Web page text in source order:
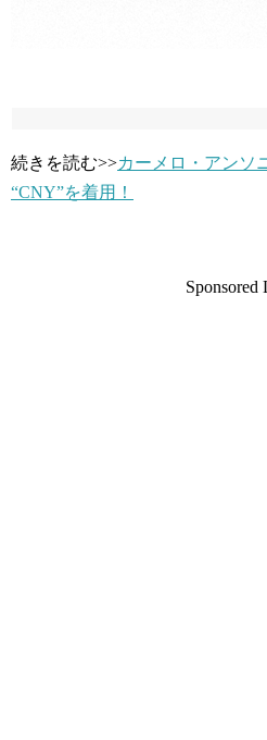
続きを読む>>カーメロ・アンソ
“CNY”を着用！
Sponsored